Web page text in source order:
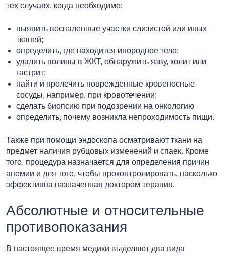
тех случаях, когда необходимо:
выявить воспаленные участки слизистой или иных
тканей;
определить, где находится инородное тело;
удалить полипы в ЖКТ, обнаружить язву, колит или
гастрит;
найти и пролечить поврежденные кровеносные
сосуды, например, при кровотечении;
сделать биопсию при подозрении на онкологию
определить, почему возникла непроходимость пищи.
Также при помощи эндоскопа осматривают ткани на
предмет наличия рубцовых изменений и спаек. Кроме
того, процедура назначается для определения причин
анемии и для того, чтобы проконтролировать, насколько
эффективна назначенная доктором терапия.
Абсолютные и относительные
противопоказания
В настоящее время медики выделяют два вида